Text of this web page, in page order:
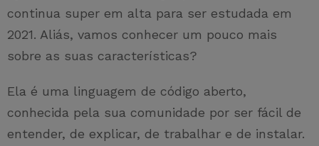
continua super em alta para ser estudada em
2021. Aliás, vamos conhecer um pouco mais
sobre as suas características?
Ela é uma linguagem de código aberto,
conhecida pela sua comunidade por ser fácil de
entender, de explicar, de trabalhar e de instalar.